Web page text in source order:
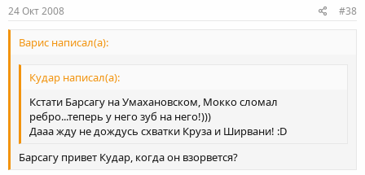
24 Окт 2008 #38
Варис написал(а):
Кудар написал(а):
Кстати Барсагу на Умахановском, Мокко сломал
ребро...теперь у него зуб на него!)))
Дааа жду не дождусь схватки Круза и Ширвани! :D
Барсагу привет Кудар, когда он взорвется?